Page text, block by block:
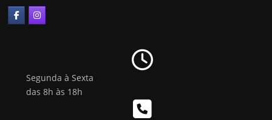
Segunda à Sexta
das 8h às 18h